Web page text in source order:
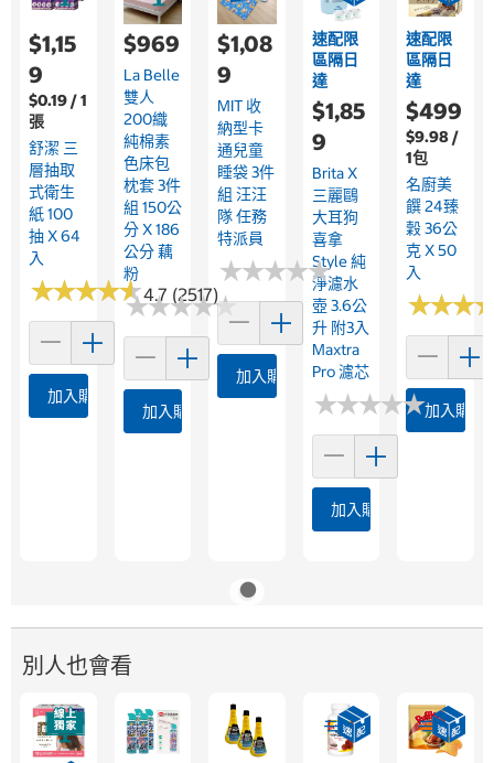
$1,15
9
$0.19 / 1
張
舒潔 三
層抽取
式衛生
紙 100
抽 X 64
入
★★★★★
★★★★★4.7 (2517)
加入購物車
$969
La Belle
雙人
200織
純棉素
色床包
枕套 3件
組 150公
分 X 186
公分 藕
粉
★★★★★
★★★★★
加入購物車
$1,08
9
MIT 收
納型卡
通兒童
睡袋 3件
組 汪汪
隊 任務
特派員
★★★★★
★★★★★
加入購物車
速配限
區隔日
達
$1,85
9
Brita X
三麗鷗
大耳狗
喜拿
Style 純
淨濾水
壺 3.6公
升 附3入
Maxtra
Pro 濾芯
★★★★★
★★★★★
加入購物車
速配限
區隔日
達
$499
$9.98 /
1包
名廚美
饌 24臻
穀 36公
克 X 50
入
★★★
★★★
加入購物
別人也會看